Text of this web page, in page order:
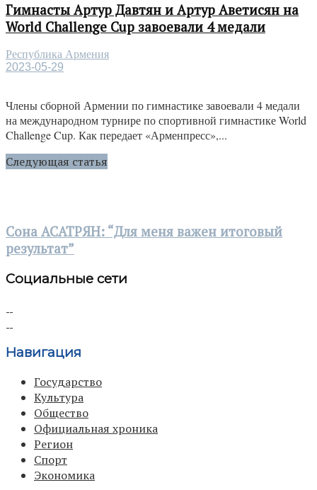
Гимнасты Артур Давтян и Артур Аветисян на
World Challenge Cup завоевали 4 медали
Республика Армения
2023-05-29
Члены сборной Армении по гимнастике завоевали 4 медали
на международном турнире по спортивной гимнастике World
Challenge Cup. Как передает «Арменпресс»,...
Следующая статья
Сона АСАТРЯН: “Для меня важен итоговый
результат”
Социальные сети
Навигация
Государство
Культура
Общество
Официальная хроника
Регион
Спорт
Экономика